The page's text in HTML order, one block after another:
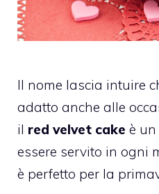
Il nome lascia intuire
adatto anche alle
il red velvet cake è
essere servito in ogni
è perfetto per la